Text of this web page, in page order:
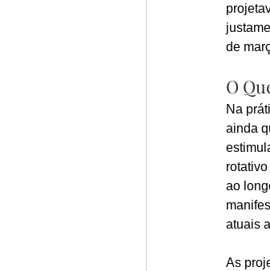
de
O
Na
ainda
ao
atuais
As